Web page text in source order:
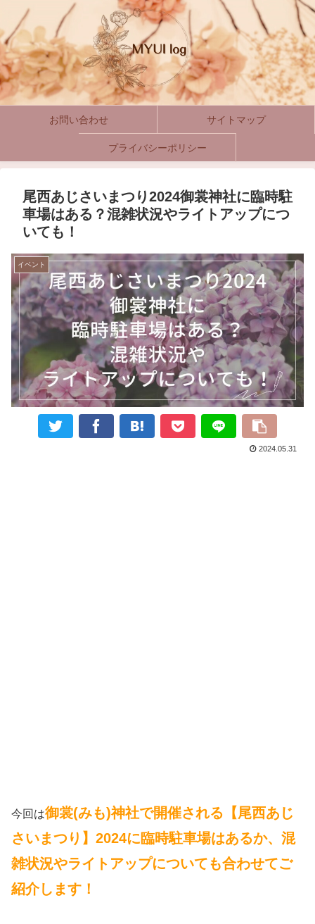
お問い合わせ サイトマップ
プライバシーポリシー
尾西あじさいまつり2024御裳神社に臨時駐
車場はある？混雑状況やライトアップにつ
いても！
イベント
2024.05.31
今回は御裳(みも)神社で開催される【尾西あじ
さいまつり】2024に臨時駐車場はあるか、混
雑状況やライトアップについても合わせてご
紹介します！